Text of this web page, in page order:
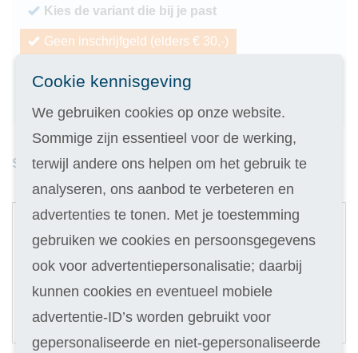
Kies de variant die bij je past
Geen inschrijfgeld (elders € 30,-)
Studieduur: 9 maanden
179
Selecteer
Of in termijnen: 6 x 33,90
Cookie kennisgeving
We gebruiken cookies op onze website.
Sommige zijn essentieel voor de werking,
terwijl andere ons helpen om het gebruik te
analyseren, ons aanbod te verbeteren en
advertenties te tonen. Met je toestemming
gebruiken we cookies en persoonsgegevens
ook voor advertentiepersonalisatie; daarbij
kunnen cookies en eventueel mobiele
advertentie-ID’s worden gebruikt voor
gepersonaliseerde en niet-gepersonaliseerde